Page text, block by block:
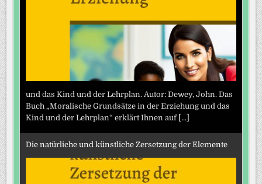
und das Kind und der Lehrplan. Autor: Dewey, John. Das
Buch „Moralische Grundsätze in der Erziehung und das
Kind und der Lehrplan“ erklärt Ihnen auf [...]
Die natürliche und künstliche Zersetzung der Elemente